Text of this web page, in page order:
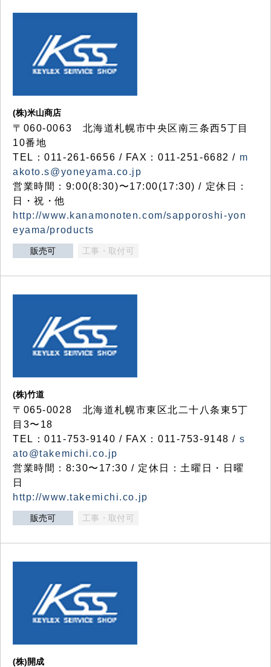
(株)米山商店
〒060-0063 北海道札幌市中央区南三条西5丁目
10番地
TEL：011-261-6656 / FAX：011-251-6682 / m
akoto.s@yoneyama.co.jp
営業時間：9:00(8:30)〜17:00(17:30) / 定休日：
日・祝・他
http://www.kanamonoten.com/sapporoshi-yon
eyama/products
販売可 工事・取付可
(株)竹道
〒065-0028 北海道札幌市東区北二十八条東5丁
目3〜18
TEL：011-753-9140 / FAX：011-753-9148 / s
ato@takemichi.co.jp
営業時間：8:30〜17:30 / 定休日：土曜日・日曜
日
http://www.takemichi.co.jp
販売可 工事・取付可
(株)開成